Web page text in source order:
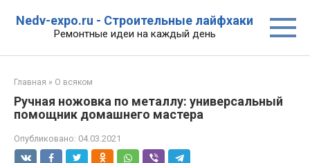
Nedv-expo.ru - Строительные лайфхаки
Ремонтные идеи на каждый день
Главная » О всяком
Ручная ножовка по металлу: универсальный
помощник домашнего мастера
Опубликовано: 04.03.2021